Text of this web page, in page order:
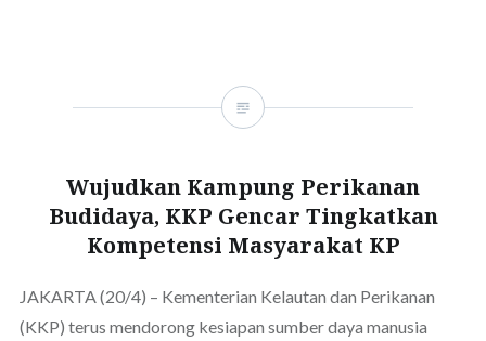
Wujudkan Kampung Perikanan
Budidaya, KKP Gencar Tingkatkan
Kompetensi Masyarakat KP
JAKARTA (20/4) – Kementerian Kelautan dan Perikanan
(KKP) terus mendorong kesiapan sumber daya manusia